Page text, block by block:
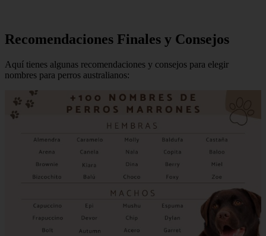
Recomendaciones Finales y Consejos
Aquí tienes algunas recomendaciones y consejos para elegir
nombres para perros australianos: